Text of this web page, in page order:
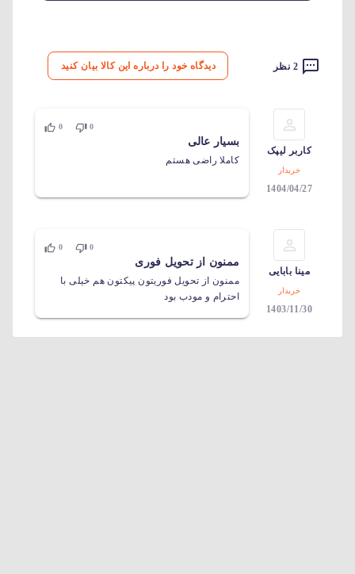
2 نظر دیدگاه خود را درباره این کالا بیان کنید
کاربر لیپک
خریدار
1404/04/27
0
0
بسیار عالی
کاملا راضی هستم
مینا بابایی
خریدار
1403/11/30
0
0
ممنون از تحویل فوری
ممنون از تحویل فوریتون پیکتون هم خیلی با
احترام و مودب بود